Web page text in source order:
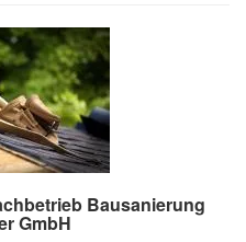
Bausanierung
GmbH